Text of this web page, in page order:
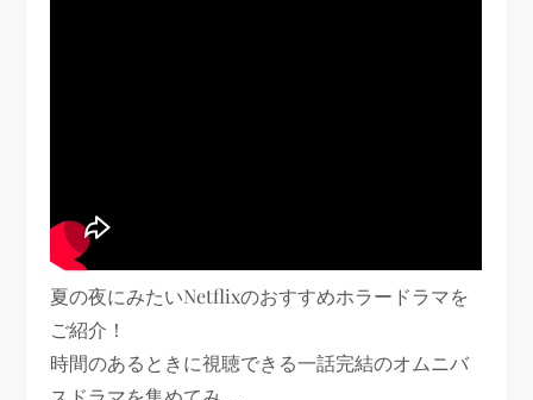
夏の夜にみたいNetflixのおすすめホラードラマを
ご紹介！
時間のあるときに視聴できる一話完結のオムニバ